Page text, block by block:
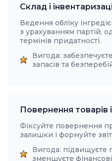
Склад і
Ведення обліку
з урахуванням партій,
термінів придатності.
Вигода:
запасів та
Повернення товарів
Фіксуйте повернення
залишки і формуйте
Вигода: підвищуєте
зменшуєте